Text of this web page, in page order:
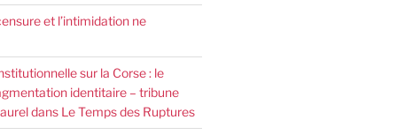
et l’intimidation ne
sur la Corse : le
identitaire – tribune
dans Le Temps des Ruptures